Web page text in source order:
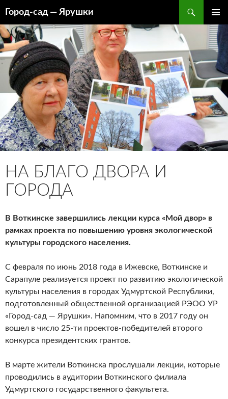
содержимому
Город-cад — Ярушки
МЕНЮ
НА БЛАГО ДВОРА И
ГОРОДА
В Воткинске завершились лекции курса «Мой двор» в
рамках проекта по повышению уровня экологической
культуры городского населения.
С февраля по июнь 2018 года в Ижевске, Воткинске и
Сарапуле реализуется проект по развитию экологической
культуры населения в городах Удмуртской Республики,
подготовленный общественной организацией РЭОО УР
«Город-сад — Ярушки». Напомним, что в 2017 году он
вошел в число 25-ти проектов-победителей второго
конкурса президентских грантов.
В марте жители Воткинска прослушали лекции, которые
проводились в аудитории Воткинского филиала
Удмуртского государственного факультета.